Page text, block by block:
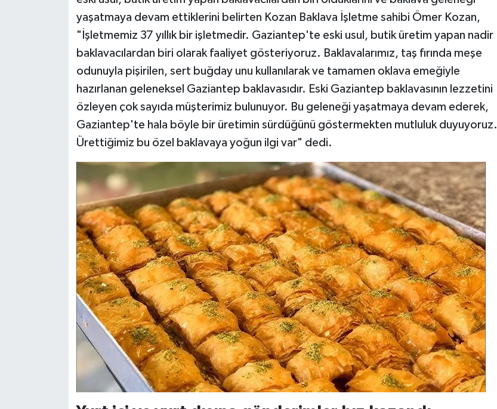
yaşatmaya devam ettiklerini belirten Kozan Baklava İşletme sahibi Ömer Kozan,
"İşletmemiz 37 yıllık bir işletmedir. Gaziantep'te eski usul, butik üretim yapan nadir
baklavacılardan biri olarak faaliyet gösteriyoruz. Baklavalarımız, taş fırında meşe
odunuyla pişirilen, sert buğday unu kullanılarak ve tamamen oklava emeğiyle
hazırlanan geleneksel Gaziantep baklavasıdır. Eski Gaziantep baklavasının lezzetini
özleyen çok sayıda müşterimiz bulunuyor. Bu geleneği yaşatmaya devam ederek,
Gaziantep'te hala böyle bir üretimin sürdüğünü göstermekten mutluluk duyuyoruz.
Ürettiğimiz bu özel baklavaya yoğun ilgi var" dedi.